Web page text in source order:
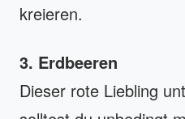
kreieren.
3. Erdbeeren
Dieser rote Liebling